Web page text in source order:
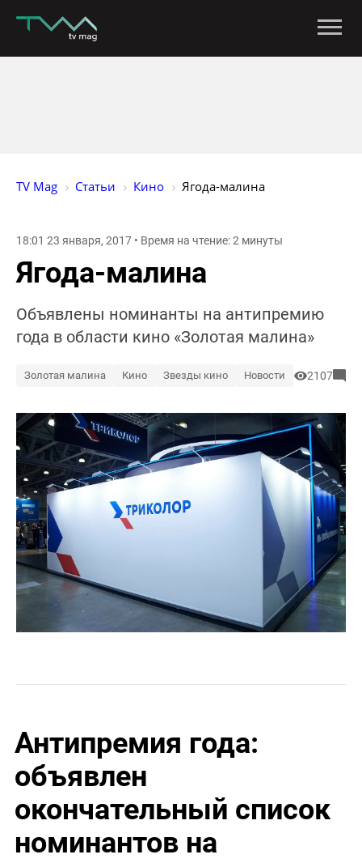
TV Mag Статьи Кино Ягода-малина
18:01 23 января, 2017 • Время на чтение: 2 минуты
Ягода-малина
Объявлены номинанты на антипремию
года в области кино «Золотая малина»
Золотая малина Кино Звезды кино Новости 2107
Антипремия года:
объявлен
окончательный список
номинантов на